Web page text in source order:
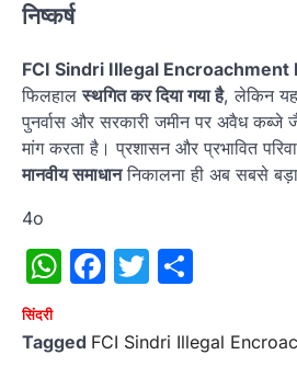
निष्कर्ष
FCI Sindri Illegal Encroachment
फिलहालस्थगित कर दिया गया है, लेकिन यह
पुनर्वास और सरकारी जमीन पर अवैध कब्जे
मांग करता है। प्रशासन और प्रभावित
मानवीय समाधाननिकालना ही अब सबसे बड़ा
4o
WhatsApp
Facebook
Twitter
सिंदरी
Tagged FCI Sindri Illegal